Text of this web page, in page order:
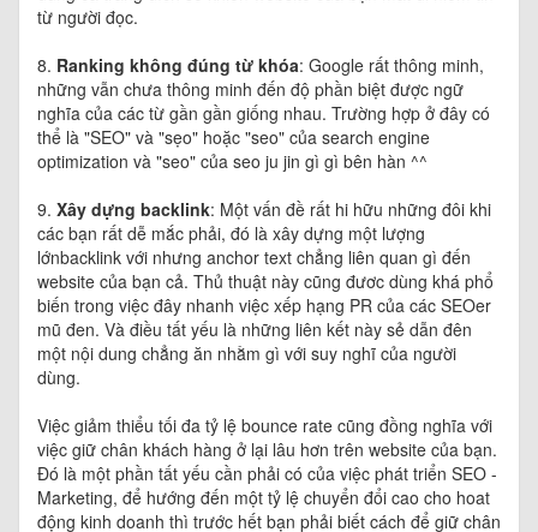
từ người đọc.
8. Ranking không đúng từ khóa: Google rất thông minh,
những vẫn chưa thông minh đến độ phần biệt được ngữ
nghĩa của các từ gần gần giống nhau. Trường hợp ở đây có
thể là "SEO" và "sẹo" hoặc "seo" của search engine
optimization và "seo" của seo ju jin gì gì bên hàn ^^
9. Xây dựng backlink: Một vấn đề rất hi hữu những đôi khi
các bạn rất dễ mắc phải, đó là xây dựng một lượng
lớnbacklink với nhưng anchor text chẳng liên quan gì đến
website của bạn cả. Thủ thuật này cũng đươc dùng khá phổ
biến trong việc đây nhanh việc xếp hạng PR của các SEOer
mũ đen. Và điều tất yếu là những liên kết này sẻ dẫn đên
một nội dung chẳng ăn nhằm gì với suy nghĩ của người
dùng.
Việc giảm thiểu tối đa tỷ lệ bounce rate cũng đồng nghĩa với
việc giữ chân khách hàng ở lại lâu hơn trên website của bạn.
Đó là một phần tất yếu cần phải có của việc phát triển SEO -
Marketing, để hướng đến một tỷ lệ chuyển đổi cao cho hoat
động kinh doanh thì trước hết bạn phải biết cách để giữ chân